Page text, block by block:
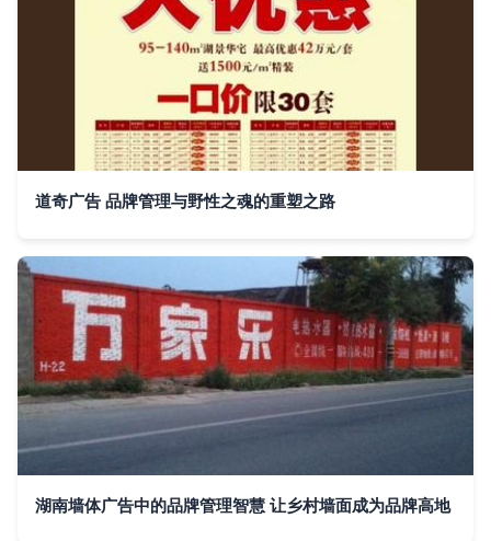
道奇广告 品牌管理与野性之魂的重塑之路
湖南墙体广告中的品牌管理智慧 让乡村墙面成为品牌高地